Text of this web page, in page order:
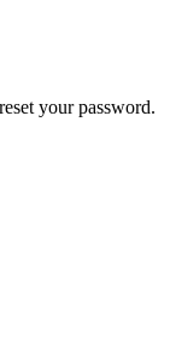
your password.